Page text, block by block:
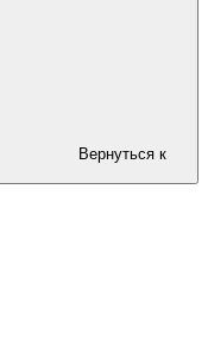
Вернуться к